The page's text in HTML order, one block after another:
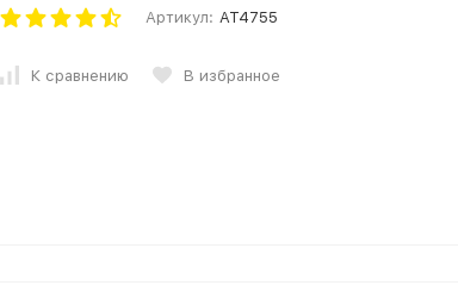
Артикул: AT4755
К сравнению В избранное